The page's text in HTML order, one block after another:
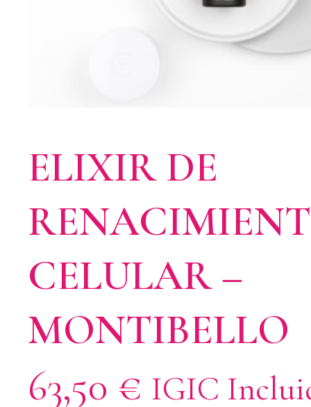
ELIXIR DE
CELULAR –
MONTIBELLO
63,50 € IGIC